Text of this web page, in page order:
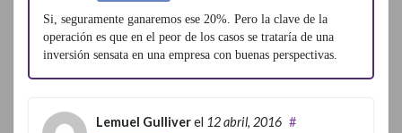
Si, seguramente ganaremos ese 20%. Pero la clave de la
operación es que en el peor de los casos se trataría de una
inversión sensata en una empresa con buenas perspectivas.
Lemuel Gulliverel 12 abril, 2016 #